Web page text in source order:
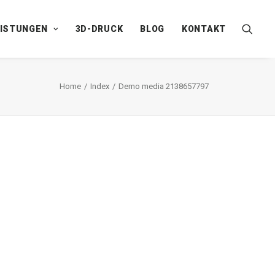
3D-DRUCK BLOG KONTAKT
Home Index Demo media 2138657797